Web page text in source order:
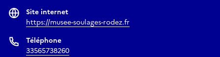
Site internet
https://musee-soulages-rodez.fr
Téléphone
33565738260